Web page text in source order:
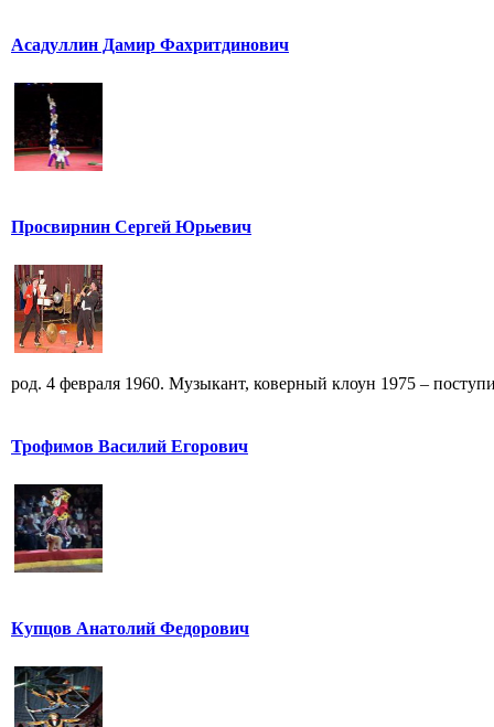
Асадуллин Дамир Фахритдинович
Просвирнин Сергей Юрьевич
род. 4 февраля 1960. Музыкант, коверный клоун 1975 –
Трофимов Василий Егорович
Купцов Анатолий Федорович